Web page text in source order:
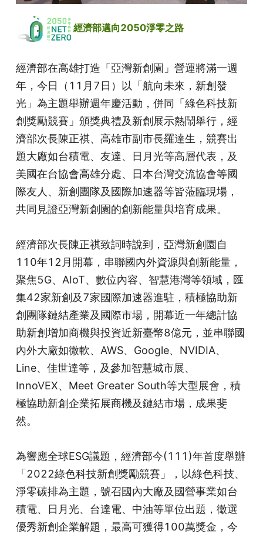
經濟部邁向2050淨零之路
經濟部在高雄打造「亞灣新創園」營運將滿一週
年，今日（11月7日）以「航向未來，新創發
光」為主題舉辦週年慶活動，併同「綠色科技新
創獎勵競賽」頒獎典禮及新創展示熱鬧舉行，經
濟部次長陳正祺、高雄市副市長羅達生，競賽出
題大廠如台積電、友達、日月光等高層代表，及
美國在台協會高雄分處、日本台灣交流協會等國
際友人、新創團隊及國際加速器等皆蒞臨現場，
共同見證亞灣新創園的創新能量與培育成果。
經濟部次長陳正祺致詞時說到，亞灣新創園自
110年12月開幕，串聯國內外資源與創新能量，
聚焦5G、AIoT、數位內容、智慧港灣等領域，匯
集42家新創及7家國際加速器進駐，積極協助新
創團隊鏈結產業及國際市場，開幕近一年總計協
助新創增加商機與投資近新臺幣8億元，並串聯國
內外大廠如微軟、AWS、Google、NVIDIA、
Line、佳世達等，及參加智慧城市展、
InnoVEX、Meet Greater South等大型展會，積
極協助新創企業拓展商機及鏈結市場，成果斐
然。
為響應全球ESG議題，經濟部今(111)年首度舉辦
「2022綠色科技新創獎勵競賽」，以綠色科技、
淨零碳排為主題，號召國內大廠及國營事業如台
積電、日月光、台達電、中油等單位出題，徵選
優秀新創企業解題，最高可獲得100萬獎金，今